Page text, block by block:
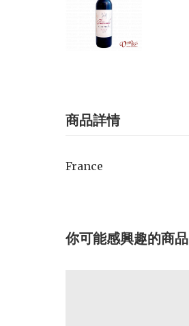
商品詳情
France
你可能感興趣的商品